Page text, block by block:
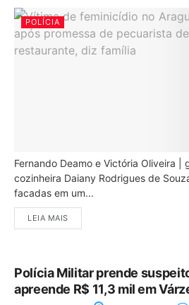
POLÍCIA
Fernando Deamo e Victória Oliveira |
cozinheira Daiany Rodrigues de
facadas em um...
LEIA MAIS
Polícia Militar prende
apreende R$ 11,3 mil em